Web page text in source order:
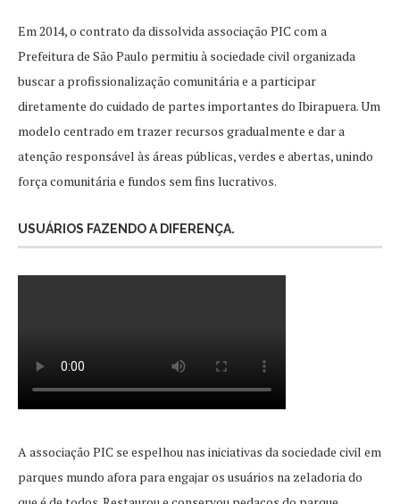
Em 2014, o contrato da dissolvida associação PIC com a
Prefeitura de São Paulo permitiu à sociedade civil organizada
buscar a profissionalização comunitária e a participar
diretamente do cuidado de partes importantes do Ibirapuera. Um
modelo centrado em trazer recursos gradualmente e dar a
atenção responsável às áreas públicas, verdes e abertas, unindo
força comunitária e fundos sem fins lucrativos.
USUÁRIOS FAZENDO A DIFERENÇA.
A associação PIC se espelhou nas iniciativas da sociedade civil em
parques mundo afora para engajar os usuários na zeladoria do